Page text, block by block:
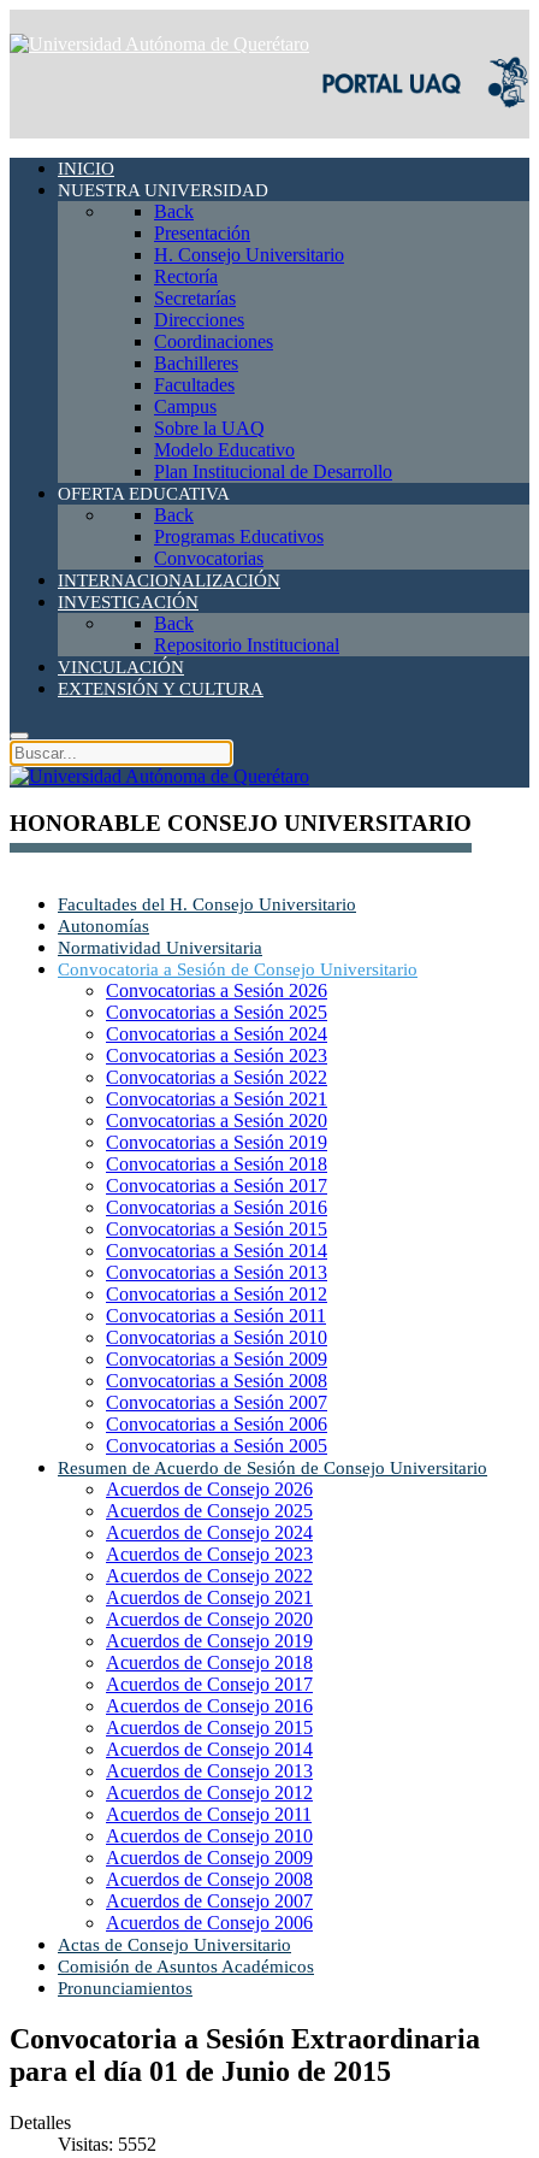
INICIO
NUESTRA UNIVERSIDAD
Back
Presentación
H. Consejo Universitario
Rectoría
Secretarías
Direcciones
Coordinaciones
Bachilleres
Facultades
Campus
Sobre la UAQ
Modelo Educativo
Plan Institucional de Desarrollo
OFERTA EDUCATIVA
Back
Programas Educativos
Convocatorias
INTERNACIONALIZACIÓN
INVESTIGACIÓN
Back
Repositorio Institucional
VINCULACIÓN
EXTENSIÓN Y CULTURA
HONORABLE CONSEJO UNIVERSITARIO
Facultades del H. Consejo Universitario
Autonomías
Normatividad Universitaria
Convocatoria a Sesión de Consejo Universitario
Convocatorias a Sesión 2026
Convocatorias a Sesión 2025
Convocatorias a Sesión 2024
Convocatorias a Sesión 2023
Convocatorias a Sesión 2022
Convocatorias a Sesión 2021
Convocatorias a Sesión 2020
Convocatorias a Sesión 2019
Convocatorias a Sesión 2018
Convocatorias a Sesión 2017
Convocatorias a Sesión 2016
Convocatorias a Sesión 2015
Convocatorias a Sesión 2014
Convocatorias a Sesión 2013
Convocatorias a Sesión 2012
Convocatorias a Sesión 2011
Convocatorias a Sesión 2010
Convocatorias a Sesión 2009
Convocatorias a Sesión 2008
Convocatorias a Sesión 2007
Convocatorias a Sesión 2006
Convocatorias a Sesión 2005
Resumen de Acuerdo de Sesión de Consejo Universitario
Acuerdos de Consejo 2026
Acuerdos de Consejo 2025
Acuerdos de Consejo 2024
Acuerdos de Consejo 2023
Acuerdos de Consejo 2022
Acuerdos de Consejo 2021
Acuerdos de Consejo 2020
Acuerdos de Consejo 2019
Acuerdos de Consejo 2018
Acuerdos de Consejo 2017
Acuerdos de Consejo 2016
Acuerdos de Consejo 2015
Acuerdos de Consejo 2014
Acuerdos de Consejo 2013
Acuerdos de Consejo 2012
Acuerdos de Consejo 2011
Acuerdos de Consejo 2010
Acuerdos de Consejo 2009
Acuerdos de Consejo 2008
Acuerdos de Consejo 2007
Acuerdos de Consejo 2006
Actas de Consejo Universitario
Comisión de Asuntos Académicos
Pronunciamientos
Convocatoria a Sesión Extraordinaria
para el día 01 de Junio de 2015
Detalles
Visitas: 5552